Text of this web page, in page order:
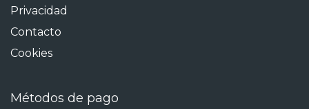
Privacidad
Contacto
Cookies
Métodos de pago